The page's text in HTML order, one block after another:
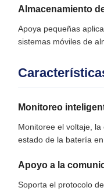
Almacenamiento
Apoya pequeñas
sistemas móviles de
Monitoreo
Monitoree el voltaje,
estado de la batería
Apoyo a la
Soporta el protocolo